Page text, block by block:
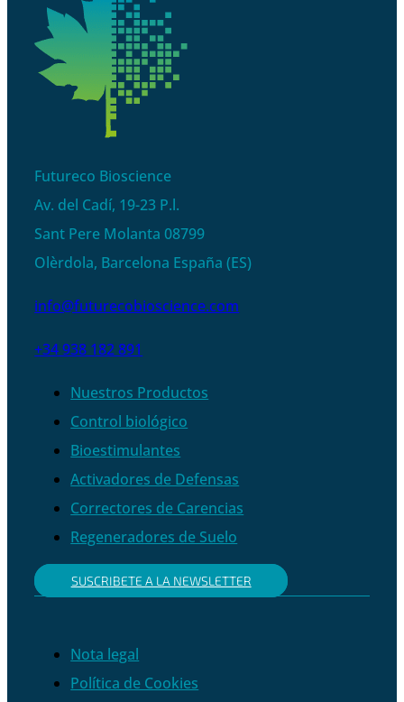
Futureco Bioscience
Av. del Cadí, 19-23 P.l.
Sant Pere Molanta 08799
Olèrdola, Barcelona España (ES)
info@futurecobioscience.com
+34 938 182 891
Nuestros Productos
Control biológico
Bioestimulantes
Activadores de Defensas
Correctores de Carencias
Regeneradores de Suelo
SUSCRIBETE A LA NEWSLETTER
Nota legal
Política de Cookies